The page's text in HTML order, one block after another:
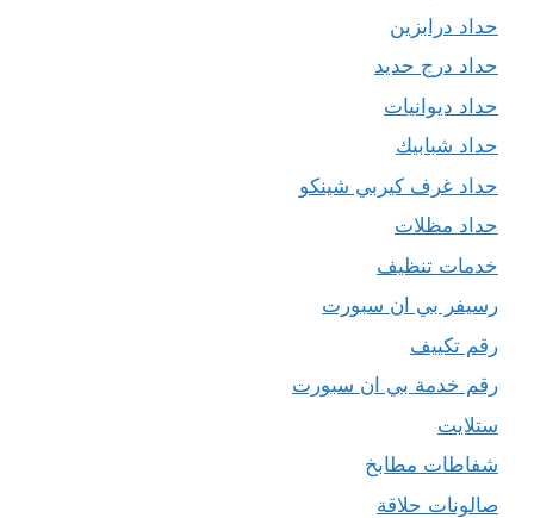
حداد درابزين
حداد درج حديد
حداد ديوانيات
حداد شبابيك
حداد غرف كيربي شينكو
حداد مظلات
خدمات تنظيف
رسيفر بي ان سبورت
رقم تكييف
رقم خدمة بي ان سبورت
ستلايت
شفاطات مطابخ
صالونات حلاقة